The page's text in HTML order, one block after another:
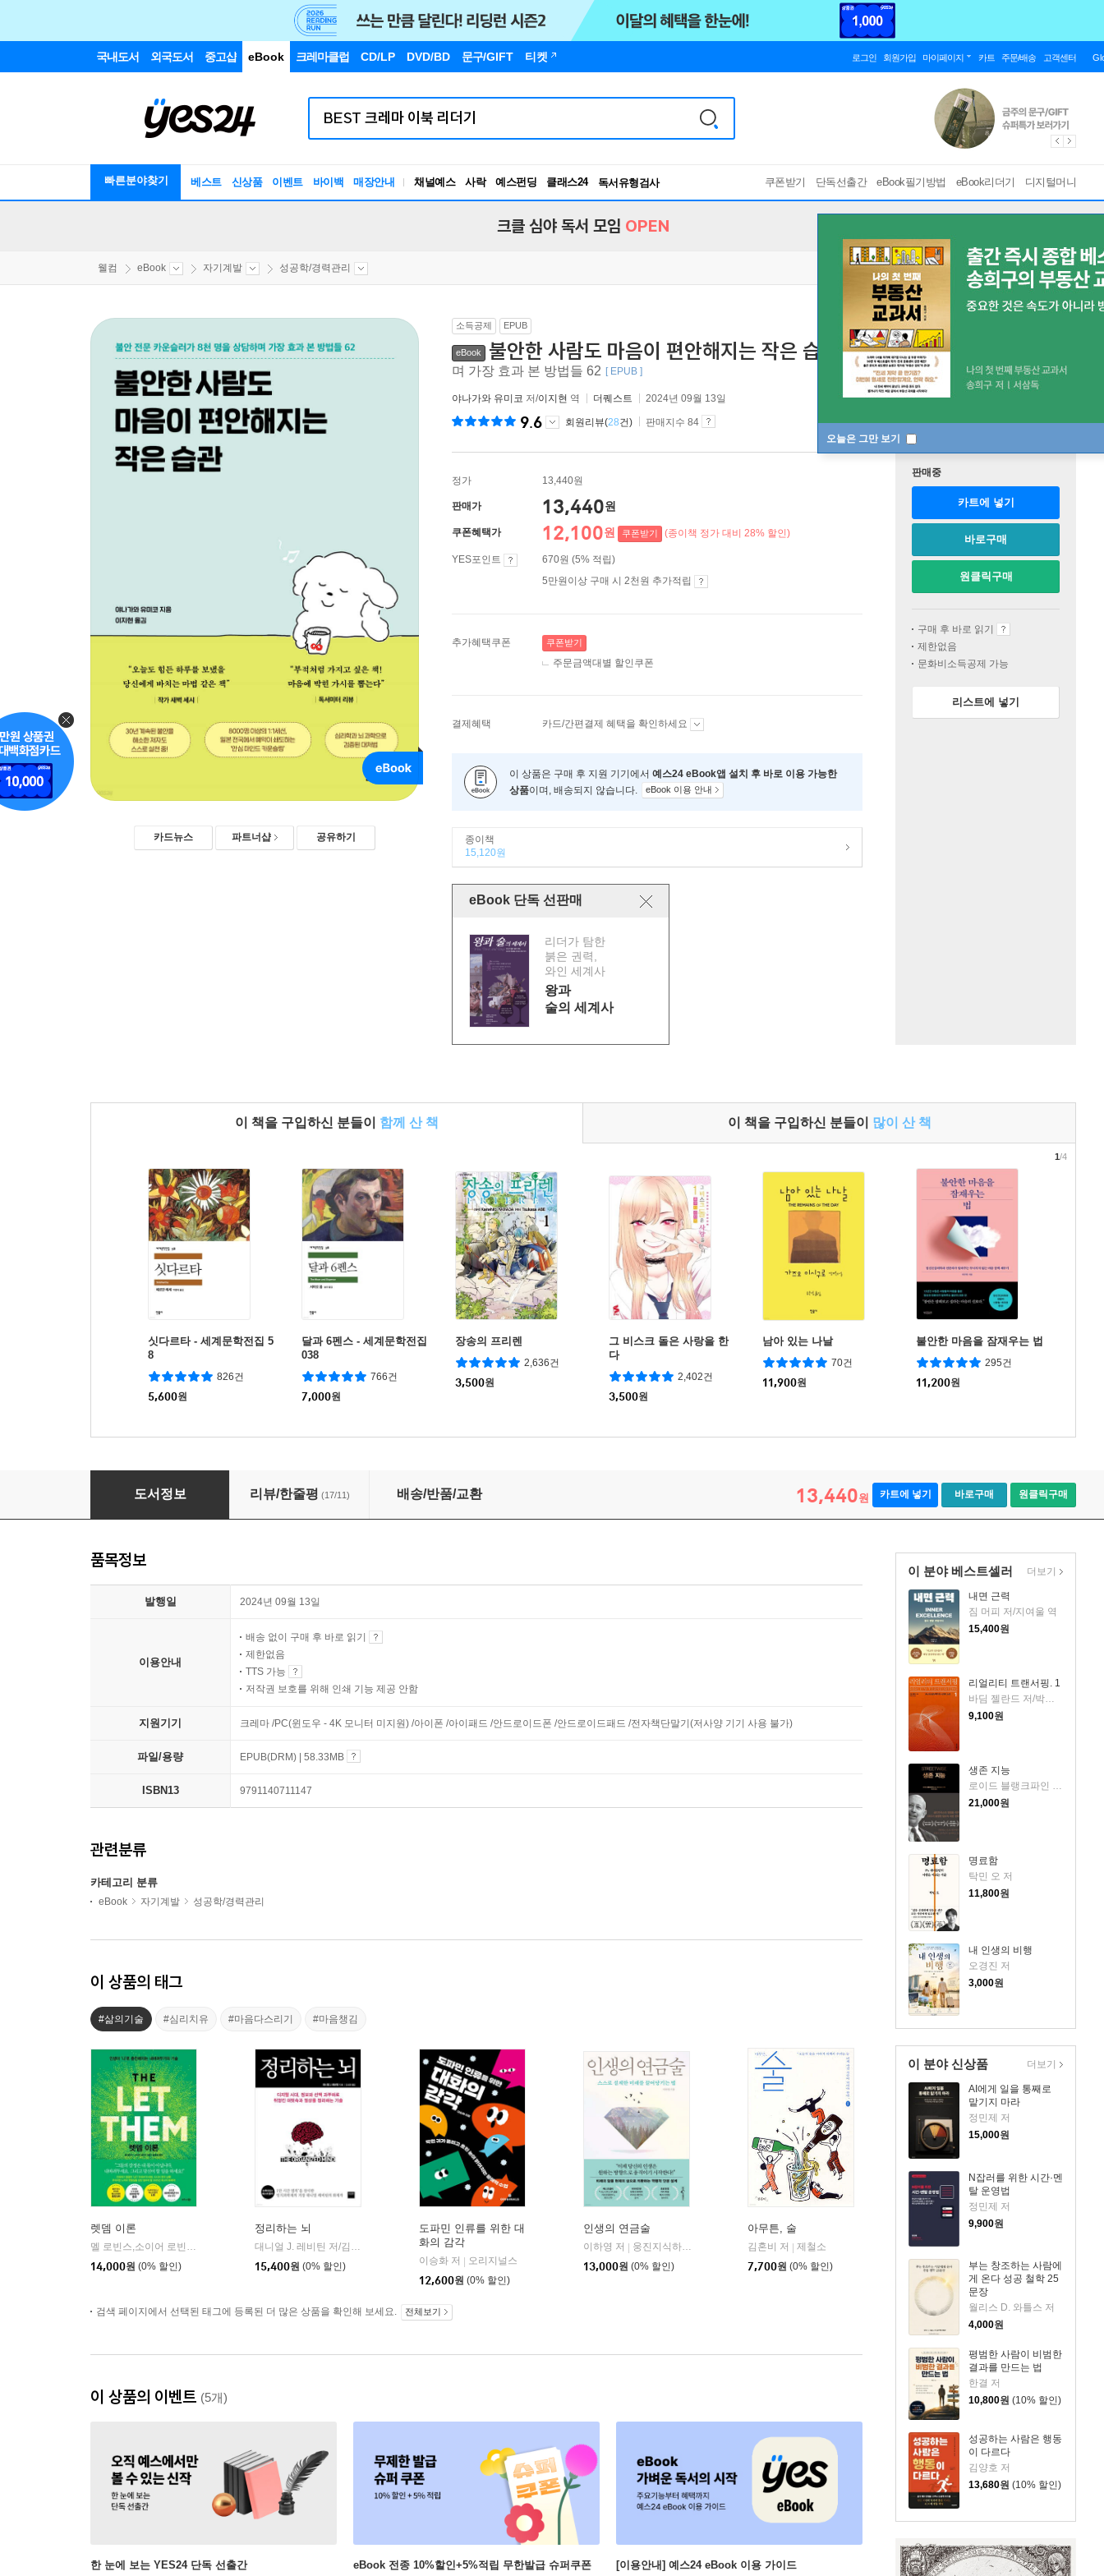
국내도서 외국도서 중고샵 eBook 크레마클럽 CD/LP DVD/BD 문구/GIFT 티켓 로그인 회원가입 마이페이지 카트 주문/배송 고객센터
빠른분야찾기 베스트 신상품 이벤트 바이백 매장안내 채널예스 사락 예스펀딩 클래스24
독서유형검사
RBTI Lab
쿠폰받기 단독선출간 eBook필기방법 eBook리더기 디지털머니
오늘은 그만 보기
크클 심야 독서 모임 OPEN
웰컴 eBook 자기계발 성공학/경력관리
카드뉴스 파트너샵 공유하기
소득공제 EPUB
eBook 불안한 사람도 마음이 편안해지는 작은 습관
불안 전문 카운슬러가 8천 명을 상담하
며 가장 효과 본 방법들 62 [ EPUB ]
야나가와 유미코 저/이지현 역 더퀘스트 2024년 09월 13일
9.6 회원리뷰(28건) 판매지수 84
정가 13,440원
판매가 13,440원
쿠폰혜택가 12,100원 쿠폰받기 (종이책 정가 대비 28% 할인)
YES포인트
670원 (5% 적립)
5만원이상 구매 시 2천원 추가적립
추가혜택쿠폰 쿠폰받기
주문금액대별 할인쿠폰
결제혜택 카드/간편결제 혜택을 확인하세요
이 상품은 구매 후 지원 기기에서 예스24 eBook앱 설치 후 바로 이용 가능한
상품이며, 배송되지 않습니다. eBook 이용 안내
종이책
15,120원
eBook 단독 선판매
리더가 탐한
붉은 권력,
와인 세계사
왕과
술의 세계사
판매중
카트에 넣기
바로구매
원클릭구매
구매 후 바로 읽기
제한없음
문화비소득공제 가능
리스트에 넣기
이 책을 구입하신 분들이 함께 산 책 이 책을 구입하신 분들이 많이 산 책
싯다르타 - 세계문학전집 5
8
826건
5,600원
달과 6펜스 - 세계문학전집
038
766건
7,000원
장송의 프리렌
2,636건
3,500원
그 비스크 돌은 사랑을 한
다
2,402건
3,500원
남아 있는 나날
70건
11,900원
불안한 마음을 잠재우는 법
295건
11,200원
1/4
불안한 사람도 마음이 편안해지는 작은 습관
도서정보 리뷰/한줄평 (17/11) 배송/반품/교환 13,440원 카트에 넣기 바로구매 원클릭구매
이 분야 베스트셀러
내면 근력
짐 머피 저/지여울 역
15,400원
리얼리티 트랜서핑. 1
바딤 젤란드 저/박인수 역
9,100원
생존 지능
로이드 블랭크파인 저/박선영 역
21,000원
명료함
탁민 오 저
11,800원
내 인생의 비행
오경진 저
3,000원
더보기
이 분야 신상품
AI에게 일을 통째로
맡기지 마라
정민제 저
15,000원
N잡러를 위한 시간·멘
탈 운영법
정민제 저
9,900원
부는 창조하는 사람에
게 온다 성공 철학 25
문장
월리스 D. 와틀스 저
4,000원
평범한 사람이 비범한
결과를 만드는 법
한결 저
10,800원 (10% 할인)
성공하는 사람은 행동
이 다르다
김양호 저
13,680원 (10% 할인)
더보기
품목정보
발행일 2024년 09월 13일
이용안내
배송 없이 구매 후 바로 읽기
제한없음
TTS 가능
저작권 보호를 위해 인쇄 기능 제공 안함
지원기기 크레마 /PC(윈도우 - 4K 모니터 미지원) /아이폰 /아이패드 /안드로이드폰 /안드로이드패드 /전자책단말기(저사양 기기 사용 불가)
파일/용량 EPUB(DRM) | 58.33MB
ISBN13 9791140711147
관련분류
카테고리 분류
eBook 자기계발 성공학/경력관리
이 상품의 태그
#삶의기술 #심리치유 #마음다스리기 #마음챙김
렛뎀 이론
멜 로빈스,소이어 로빈스 저/윤효원 역 | 비즈니스북스
14,000원 (0% 할인)
정리하는 뇌
대니얼 J. 레비틴 저/김성훈 역
와이즈베리
15,400원 (0% 할인)
도파민 인류를 위한 대
화의 감각
이승화 저
오리지널스
12,600원 (0% 할인)
인생의 연금술
이하영 저
웅진지식하우스
13,000원 (0% 할인)
아무튼, 술
김혼비 저
제철소
7,700원 (0% 할인)
검색 페이지에서 선택된 태그에 등록된 더 많은 상품을 확인해 보세요. 전체보기
이 상품의 이벤트 (5개)
한 눈에 보는 YES24 단독 선출간 eBook 전종 10%할인+5%적립 무한발급 슈퍼쿠폰 [이용안내] 예스24 eBook 이용 가이드